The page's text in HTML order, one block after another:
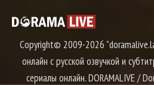
Copyright© 2009-2026
онлайн с русской озвучкой и
сериалы онлайн. DORAMALIVE /